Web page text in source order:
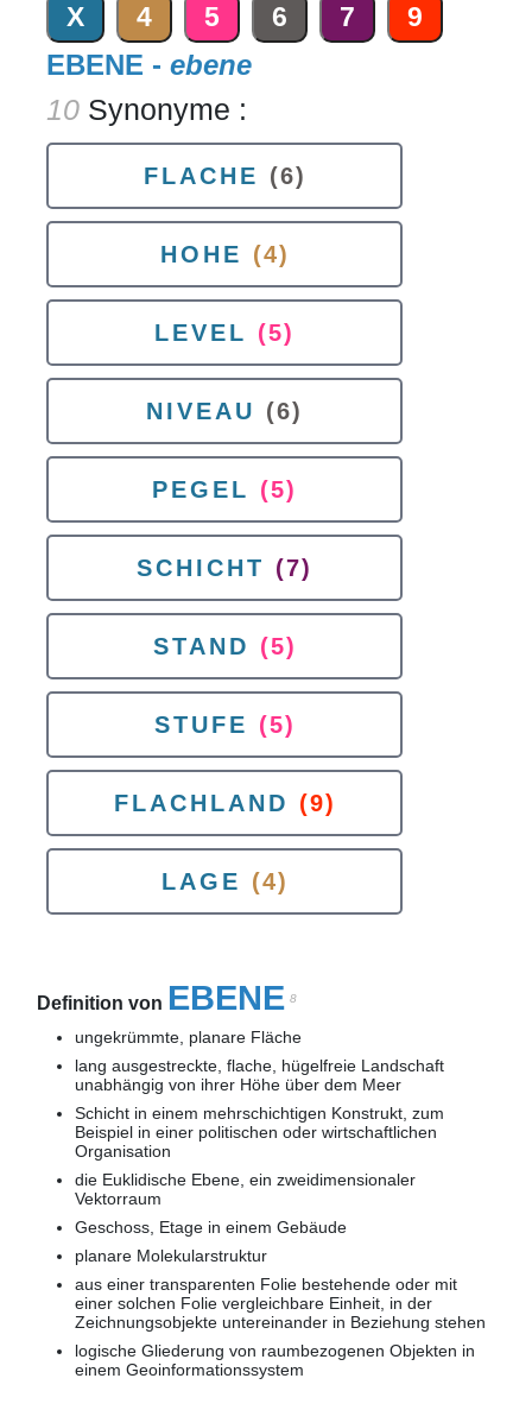
X 4 5 6 7 9
EBENE - ebene
10 Synonyme :
FLACHE (6)
HOHE (4)
LEVEL (5)
NIVEAU (6)
PEGEL (5)
SCHICHT (7)
STAND (5)
STUFE (5)
FLACHLAND (9)
LAGE (4)
Definition von EBENE 8
ungekrümmte, planare Fläche
lang ausgestreckte, flache, hügelfreie Landschaft
unabhängig von ihrer Höhe über dem Meer
Schicht in einem mehrschichtigen Konstrukt, zum
Beispiel in einer politischen oder wirtschaftlichen
Organisation
die Euklidische Ebene, ein zweidimensionaler
Vektorraum
Geschoss, Etage in einem Gebäude
planare Molekularstruktur
aus einer transparenten Folie bestehende oder mit
einer solchen Folie vergleichbare Einheit, in der
Zeichnungsobjekte untereinander in Beziehung stehen
logische Gliederung von raumbezogenen Objekten in
einem Geoinformationssystem